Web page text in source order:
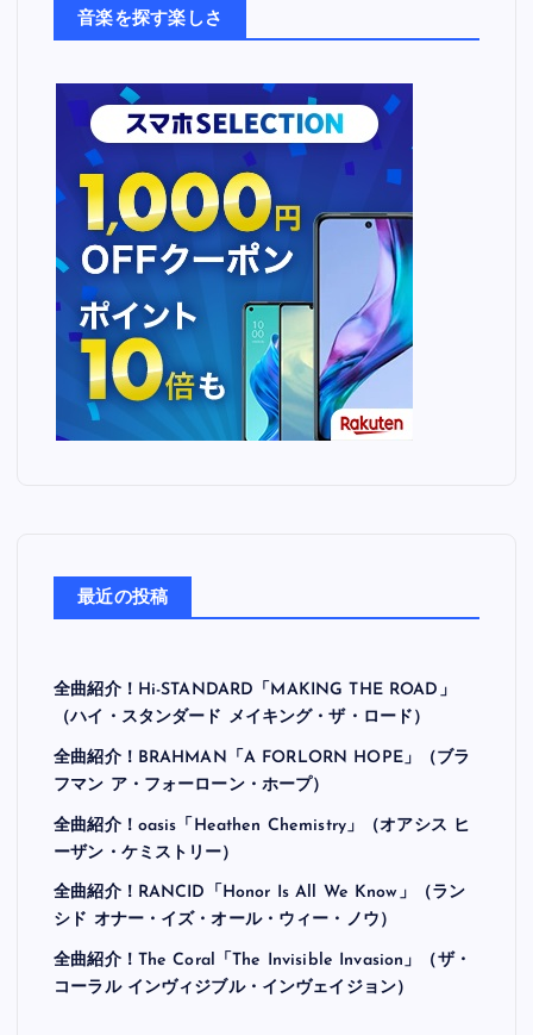
音楽を探す楽しさ
最近の投稿
全曲紹介！Hi-STANDARD「MAKING THE ROAD」
（ハイ・スタンダード メイキング・ザ・ロード）
全曲紹介！BRAHMAN「A FORLORN HOPE」（ブラ
フマン ア・フォーローン・ホープ）
全曲紹介！oasis「Heathen Chemistry」（オアシス ヒ
ーザン・ケミストリー）
全曲紹介！RANCID「Honor Is All We Know」（ラン
シド オナー・イズ・オール・ウィー・ノウ）
全曲紹介！The Coral「The Invisible Invasion」（ザ・
コーラル インヴィジブル・インヴェイジョン）